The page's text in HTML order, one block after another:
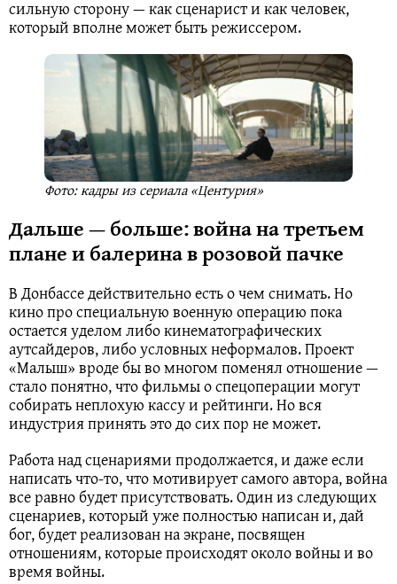
сильную сторону — как сценарист и как человек,
который вполне может быть режиссером.
Фото: кадры из сериала «Центурия»
Дальше — больше: война на третьем
плане и балерина в розовой пачке
В Донбассе действительно есть о чем снимать. Но
кино про специальную военную операцию пока
остается уделом либо кинематографических
аутсайдеров, либо условных неформалов. Проект
«Малыш» вроде бы во многом поменял отношение —
стало понятно, что фильмы о спецоперации могут
собирать неплохую кассу и рейтинги. Но вся
индустрия принять это до сих пор не может.
Работа над сценариями продолжается, и даже если
написать что-то, что мотивирует самого автора, война
все равно будет присутствовать. Один из следующих
сценариев, который уже полностью написан и, дай
бог, будет реализован на экране, посвящен
отношениям, которые происходят около войны и во
время войны.